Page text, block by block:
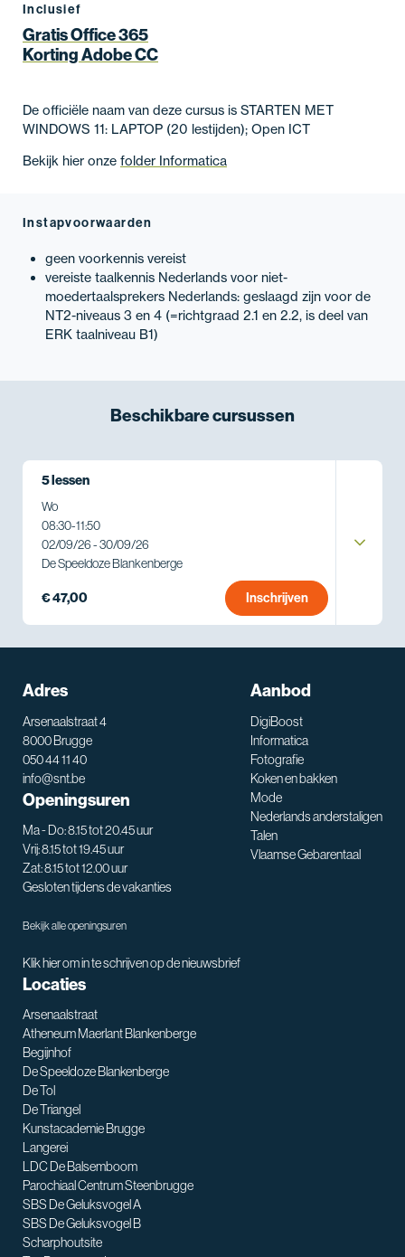
Inclusief
Gratis Office 365
Korting Adobe CC
De officiële naam van deze cursus is STARTEN MET
WINDOWS 11: LAPTOP (20 lestijden); Open ICT
Bekijk hier onze folder Informatica
Instapvoorwaarden
geen voorkennis vereist
vereiste taalkennis Nederlands voor niet-
moedertaalsprekers Nederlands: geslaagd zijn voor de
NT2-niveaus 3 en 4 (=richtgraad 2.1 en 2.2, is deel van
ERK taalniveau B1)
Beschikbarecursussen
5 lessen
Wo
08:30-11:50
02/09/26 - 30/09/26
De Speeldoze Blankenberge
€ 47,00 Inschrijven
Adres
Arsenaalstraat 4
8000 Brugge
050 44 11 40
info@snt.be
Openingsuren
Ma - Do: 8.15 tot 20.45 uur
Vrij: 8.15 tot 19.45 uur
Zat: 8.15 tot 12.00 uur
Gesloten tijdens de vakanties
Bekijk alle openingsuren
Klik hier om in te schrijven op de nieuwsbrief
Aanbod
DigiBoost
Informatica
Fotografie
Koken en bakken
Mode
Nederlands anderstaligen
Talen
Vlaamse Gebarentaal
Locaties
Arsenaalstraat
Atheneum Maerlant Blankenberge
Begijnhof
De Speeldoze Blankenberge
De Tol
De Triangel
Kunstacademie Brugge
Langerei
LDC De Balsemboom
Parochiaal Centrum Steenbrugge
SBS De Geluksvogel A
SBS De Geluksvogel B
Scharphoutsite
SNT assistent
Waarmee kan ik je helpen?